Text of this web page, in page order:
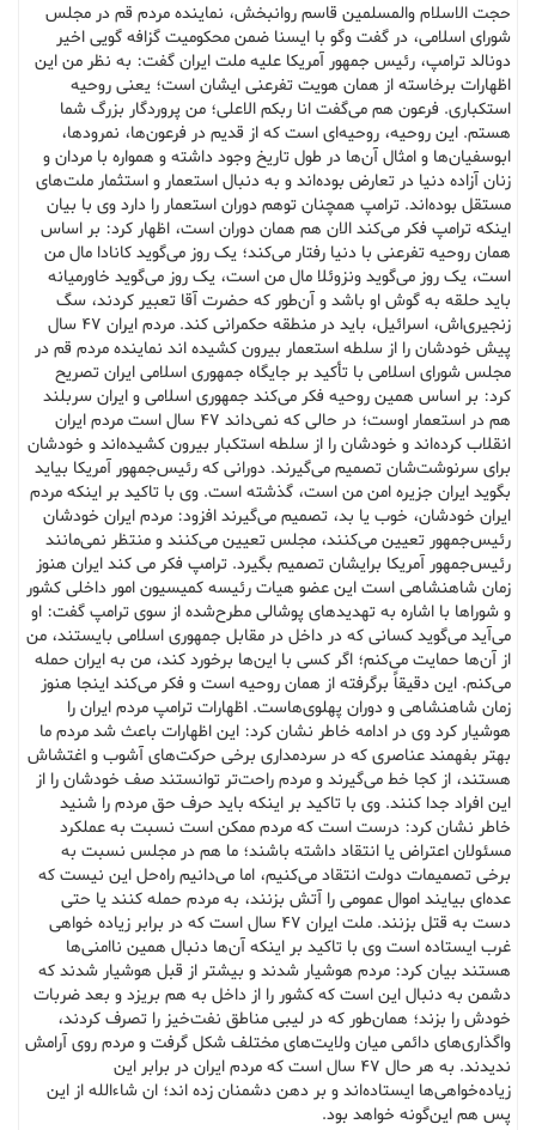
حجت الاسلام والمسلمین قاسم روانبخش، نماینده مردم قم در مجلس
شورای اسلامی، در گفت وگو با ایسنا ضمن محکومیت گزافه گویی اخیر
دونالد ترامپ، رئیس جمهور آمریکا علیه ملت ایران گفت: به نظر من این
اظهارات برخاسته از همان هویت تفرعنی ایشان است؛ یعنی روحیه
استکباری. فرعون هم می‌گفت انا ربکم الاعلی؛ من پروردگار بزرگ شما
هستم. این روحیه، روحیه‌ای است که از قدیم در فرعون‌ها، نمرودها،
ابوسفیان‌ها و امثال آن‌ها در طول تاریخ وجود داشته و همواره با مردان و
زنان آزاده دنیا در تعارض بوده‌اند و به دنبال استعمار و استثمار ملت‌های
مستقل بوده‌اند. ترامپ همچنان توهم‌ دوران استعمار را دارد وی با بیان
اینکه ترامپ فکر می‌کند الان هم همان دوران است، اظهار کرد: بر اساس
همان روحیه تفرعنی با دنیا رفتار می‌کند؛ یک روز می‌گوید کانادا مال من
است، یک روز می‌گوید ونزوئلا مال من است، یک روز می‌گوید خاورمیانه
باید حلقه به گوش او باشد و آن‌طور که حضرت آقا تعبیر کردند، سگ
زنجیری‌اش، اسرائیل، باید در منطقه حکمرانی کند. مردم ایران ۴۷ سال
پیش خودشان را از سلطه استعمار بیرون کشیده اند نماینده مردم قم در
مجلس شورای اسلامی با تأکید بر جایگاه جمهوری اسلامی ایران تصریح
کرد: بر اساس همین روحیه فکر می‌کند جمهوری اسلامی و ایران سربلند
هم در استعمار اوست؛ در حالی که نمی‌داند ۴۷ سال است مردم ایران
انقلاب کرده‌اند و خودشان را از سلطه استکبار بیرون کشیده‌اند و خودشان
برای سرنوشت‌شان تصمیم می‌گیرند. دورانی که رئیس‌جمهور آمریکا بیاید
بگوید ایران جزیره امن من است، گذشته است. وی با تاکید بر اینکه مردم
ایران خودشان، خوب یا بد، تصمیم می‌گیرند افزود: مردم ایران خودشان
رئیس‌جمهور تعیین می‌کنند، مجلس تعیین می‌کنند و منتظر نمی‌مانند
رئیس‌جمهور آمریکا برایشان تصمیم بگیرد. ترامپ فکر می کند ایران هنوز
زمان شاهنشاهی است این عضو هیات رئیسه کمیسیون امور داخلی کشور
و شوراها با اشاره به تهدیدهای پوشالی مطرح‌شده از سوی ترامپ گفت: او
می‌آید می‌گوید کسانی که در داخل در مقابل جمهوری اسلامی بایستند، من
از آن‌ها حمایت می‌کنم؛ اگر کسی با این‌ها برخورد کند، من به ایران حمله
می‌کنم. این دقیقاً برگرفته از همان روحیه است و فکر می‌کند اینجا هنوز
زمان شاهنشاهی و دوران پهلوی‌هاست. اظهارات ترامپ مردم ایران را
هوشیار کرد وی در ادامه خاطر نشان کرد: این اظهارات باعث شد مردم ما
بهتر بفهمند عناصری که در سردمداری برخی حرکت‌های آشوب و اغتشاش
هستند، از کجا خط می‌گیرند و مردم راحت‌تر توانستند صف خودشان را از
این افراد جدا کنند. وی با تاکید بر اینکه باید حرف حق مردم را شنید
خاطر نشان کرد: درست است که مردم ممکن است نسبت به عملکرد
مسئولان اعتراض یا انتقاد داشته باشند؛ ما هم در مجلس نسبت به
برخی تصمیمات دولت انتقاد می‌کنیم، اما می‌دانیم راه‌حل این نیست که
عده‌ای بیایند اموال عمومی را آتش بزنند، به مردم حمله کنند یا حتی
دست به قتل بزنند. ملت ایران ۴۷ سال است که در برابر زیاده خواهی
غرب ایستاده است وی با تاکید بر اینکه آن‌ها دنبال همین ناامنی‌ها
هستند بیان کرد: مردم هوشیار شدند و بیشتر از قبل هوشیار شدند که
دشمن به دنبال این است که کشور را از داخل به هم بریزد و بعد ضربات
خودش را بزند؛ همان‌طور که در لیبی مناطق نفت‌خیز را تصرف کردند،
واگذاری‌های دائمی میان ولایت‌های مختلف شکل گرفت و مردم روی آرامش
ندیدند. به هر حال ۴۷ سال است که مردم ایران در برابر این
زیاده‌خواهی‌ها ایستاده‌اند و بر دهن دشمنان زده اند؛ ان شاءالله از این
پس هم این‌گونه خواهد بود.